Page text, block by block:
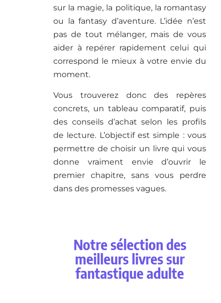
sur la magie, la politique, la romantasy
ou la fantasy d’aventure. L’idée n’est
pas de tout mélanger, mais de vous
aider à repérer rapidement celui qui
correspond le mieux à votre envie du
moment.
Vous trouverez donc des repères
concrets, un tableau comparatif, puis
des conseils d’achat selon les profils
de lecture. L’objectif est simple : vous
permettre de choisir un livre qui vous
donne vraiment envie d’ouvrir le
premier chapitre, sans vous perdre
dans des promesses vagues.
Notre sélection des
meilleurs livres sur
fantastique adulte